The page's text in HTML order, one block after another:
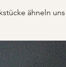
ähneln